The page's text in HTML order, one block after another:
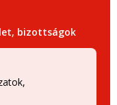
bizottságok